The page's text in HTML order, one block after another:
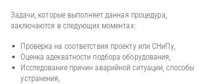
Задачи, которые выполняет данная процедура,
заключаются в следующих моментах:
Проверка на соответствия проекту или СНиПу,
Оценка адекватности подбора оборудования,
Исследование причин аварийной ситуации, способы
устранения,